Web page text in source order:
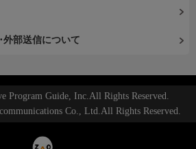
外部送信について
Program Guide, Inc.All Rights Reserved.
Co., Ltd.All Rights Reserved.